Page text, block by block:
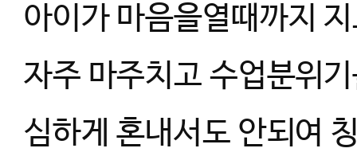
아이가 마음을열때까지
자주 마주치고 수업분위
심하게 혼내서도 안되여